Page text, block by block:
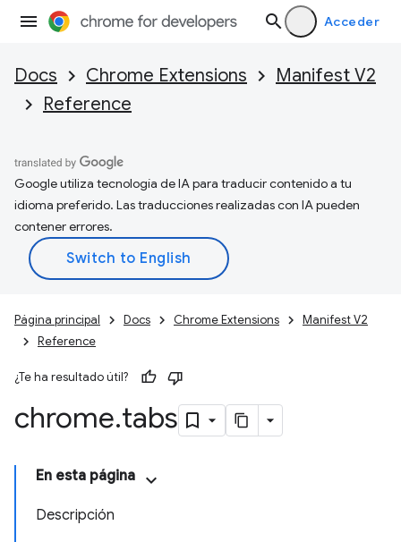
Acceder
Docs Chrome Extensions
Manifest V2
Reference
Google utiliza tecnología de IA para traducir contenido a tu
idioma preferido. Las traducciones realizadas con IA pueden
contener errores.
Página principal Docs Chrome Extensions
Manifest V2
Reference
¿Te ha resultado útil?
chrome.tabs
En esta página
Descripción